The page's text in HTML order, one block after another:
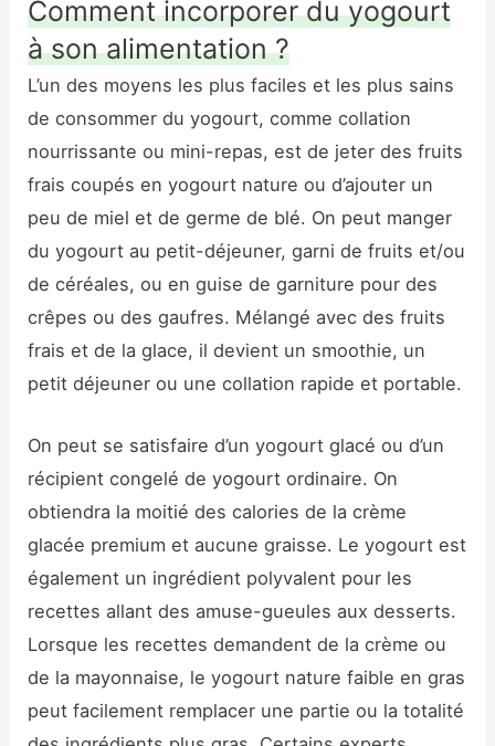
Comment incorporer du yogourt
à son alimentation ?
L’un des moyens les plus faciles et les plus sains
de consommer du yogourt, comme collation
nourrissante ou mini-repas, est de jeter des fruits
frais coupés en yogourt nature ou d’ajouter un
peu de miel et de germe de blé. On peut manger
du yogourt au petit-déjeuner, garni de fruits et/ou
de céréales, ou en guise de garniture pour des
crêpes ou des gaufres. Mélangé avec des fruits
frais et de la glace, il devient un smoothie, un
petit déjeuner ou une collation rapide et portable.
On peut se satisfaire d’un yogourt glacé ou d’un
récipient congelé de yogourt ordinaire. On
obtiendra la moitié des calories de la crème
glacée premium et aucune graisse. Le yogourt est
également un ingrédient polyvalent pour les
recettes allant des amuse-gueules aux desserts.
Lorsque les recettes demandent de la crème ou
de la mayonnaise, le yogourt nature faible en gras
peut facilement remplacer une partie ou la totalité